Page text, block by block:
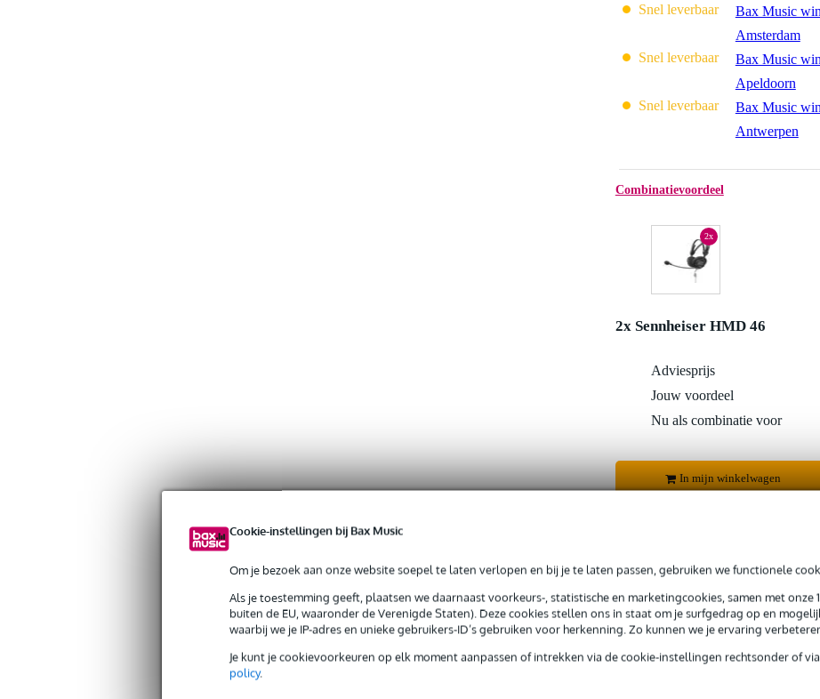
Cookie-instellingen bij Bax Music
Om je bezoek aan onze website soepel te laten verlopen en bij je te laten passen, gebruiken we functionele
Als je toestemming geeft, plaatsen we daarnaast voorkeurs-, statistische en marketingcookies, samen met onze
buiten de EU, waaronder de Verenigde Staten). Deze cookies stellen ons in staat om je surfgedrag op en
waarbij we je IP-adres en unieke gebruikers-ID’s gebruiken voor herkenning. Zo kunnen we je ervaring
Je kunt je cookievoorkeuren op elk moment aanpassen of intrekken via de cookie-instellingen rechtsonder of
policy.
Snel leverbaar
Bax Music
Amsterdam
Snel leverbaar
Bax Music
Apeldoorn
Snel leverbaar
Bax Music
Antwerpen
Combinatievoordeel
2x
2x Sennheiser HMD 46
Adviesprijs
Jouw voordeel
Nu als combinatie voor
In mijn winkelwagen
Gratis verzending vanaf € 99,-
30 dagen 'niet goed geld terug' garantie
3 jaar Bax Music garantie
Laagste-prijs-garantie
Gratis
Gratis